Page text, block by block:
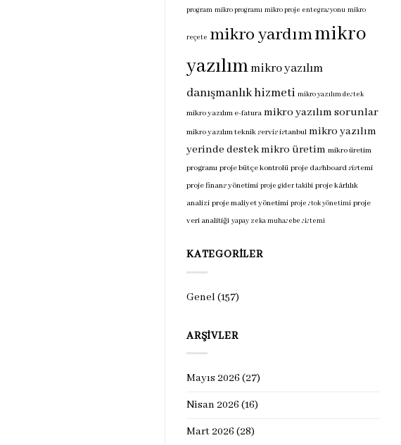
program mikro programı mikro proje entegrasyonu mikro
reçete mikro yardımmikro
yazılımmikro yazılım
danışmanlık hizmeti mikro yazılım destek
mikro yazılım e-fatura mikro yazılım sorunlar
mikro yazılım teknik servis istanbul mikro yazılım
yerinde destekmikro üretim mikro üretim
programı proje bütçe kontrolü proje dashboard sistemi
proje finans yönetimi proje gider takibi proje kârlılık
analizi proje maliyet yönetimi proje stok yönetimi proje
veri analitiği yapay zeka muhasebe sistemi
KATEGORILER
Genel(157)
ARŞIVLER
Mayıs 2026 (27)
Nisan 2026 (16)
Mart 2026 (28)